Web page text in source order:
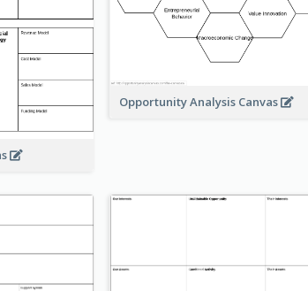
Opportunity Analysis Canvas